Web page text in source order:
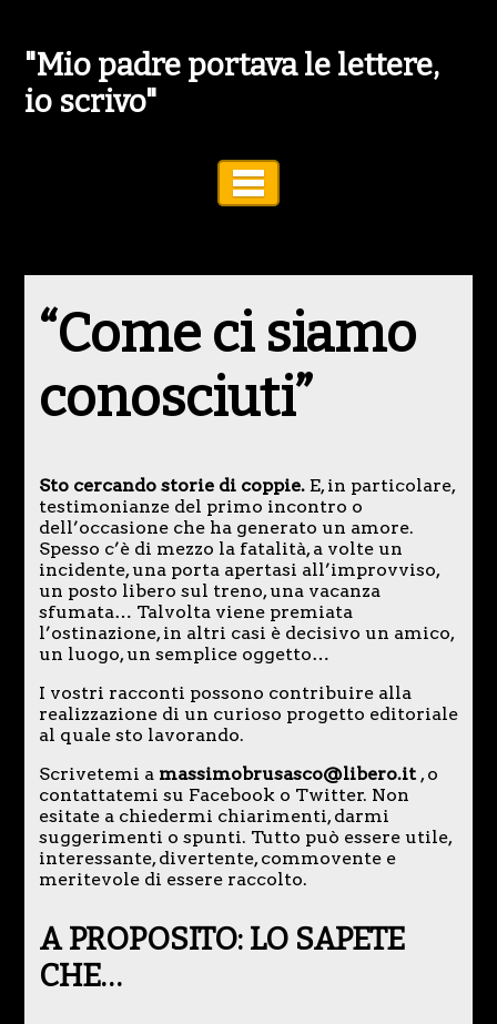
"Mio padre portava le lettere,
io scrivo"
“Come ci siamo
conosciuti”
Sto cercando storie di coppie.E, in particolare,
testimonianze del primo incontro o
dell’occasione che ha generato un amore.
Spesso c’è di mezzo la fatalità, a volte un
incidente, una porta apertasi all’improvviso,
un posto libero sul treno, una vacanza
sfumata… Talvolta viene premiata
l’ostinazione, in altri casi è decisivo un amico,
un luogo, un semplice oggetto…
I vostri racconti possono contribuire alla
realizzazione di un curioso progetto editoriale
al quale sto lavorando.
Scrivetemi a massimobrusasco@libero.it, o
contattatemi su Facebook o Twitter. Non
esitate a chiedermi chiarimenti, darmi
suggerimenti o spunti. Tutto può essere utile,
interessante, divertente, commovente e
meritevole di essere raccolto.
A PROPOSITO: LO SAPETE
CHE…